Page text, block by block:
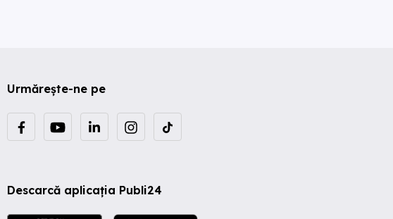
Urmărește-ne pe
Descarcă aplicația Publi24